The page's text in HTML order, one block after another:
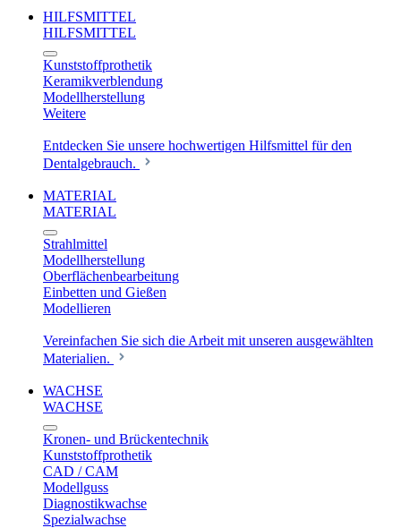
HILFSMITTEL
HILFSMITTEL
Kunststoffprothetik
Keramikverblendung
Modellherstellung
Weitere
Entdecken Sie unsere hochwertigen Hilfsmittel für den
Dentalgebrauch.
MATERIAL
MATERIAL
Strahlmittel
Modellherstellung
Oberflächenbearbeitung
Einbetten und Gießen
Modellieren
Vereinfachen Sie sich die Arbeit mit unseren ausgewählten
Materialien.
WACHSE
WACHSE
Kronen- und Brückentechnik
Kunststoffprothetik
CAD / CAM
Modellguss
Diagnostikwachse
Spezialwachse